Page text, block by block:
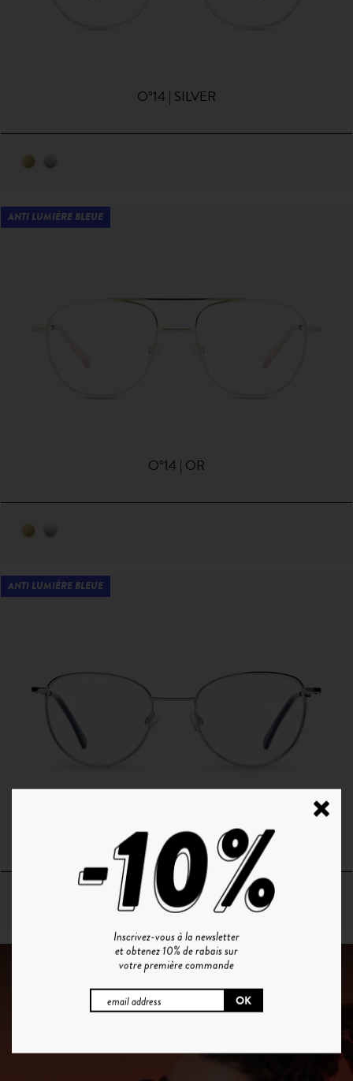
O°14 | SILVER
ANTI LUMIÈRE BLEUE
O°14 | OR
ANTI LUMIÈRE BLEUE
O°10 | SILVER
Inscrivez-vous à la newsletter
et obtenez 10% de rabais sur
votre première commande